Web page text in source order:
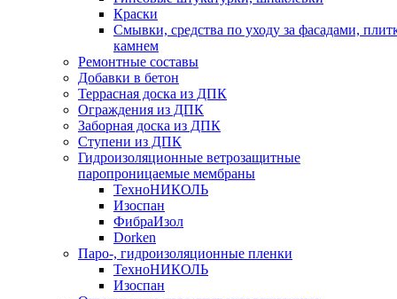
Краски
Смывки, средства по уходу за фасадами,
камнем
Ремонтные составы
Добавки в бетон
Террасная доска из ДПК
Ограждения из ДПК
Заборная доска из ДПК
Ступени из ДПК
Гидроизоляционные ветрозащитные
паропроницаемые мембраны
ТехноНИКОЛЬ
Изоспан
ФибраИзол
Dorken
Паро-, гидроизоляционные пленки
ТехноНИКОЛЬ
Изоспан